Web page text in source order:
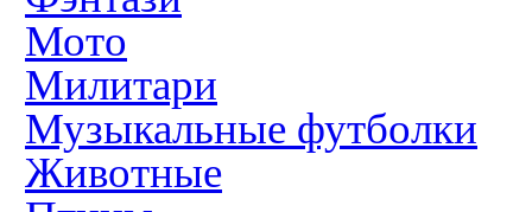
Мото
Милитари
Музыкальные футболки
Животные